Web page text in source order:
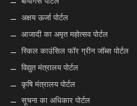
अक्षय ऊर्जा पोर्टल
आजादी का अमृत महोत्सव पोर्टल
स्किल काउंसिल फॉर ग्रीन जॉब्स पोर्टल
विद्युत मंत्रालय पोर्टल
कृषि मंत्रालय पोर्टल
सूचना का अधिकार पोर्टल